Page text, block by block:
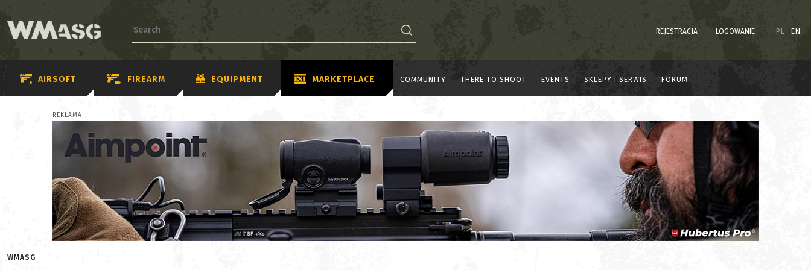
REJESTRACJA LOGOWANIE PL EN
AIRSOFT FIREARM EQUIPMENT MARKETPLACE COMMUNITY THERE TO SHOOT EVENTS SKLEPY I SERWIS FORUM
REKLAMA
WMASG